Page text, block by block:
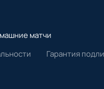
матчи
Гарантия